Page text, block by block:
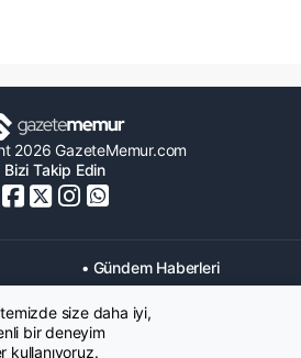
2026 GazeteMemur.com
Bizi Takip Edin
• Gündem Haberleri
• KPSS Haberleri
• Eğitim Haberleri
• Maaş Verileri Haberleri
size daha iyi,
bir deneyim
kullanıyoruz.